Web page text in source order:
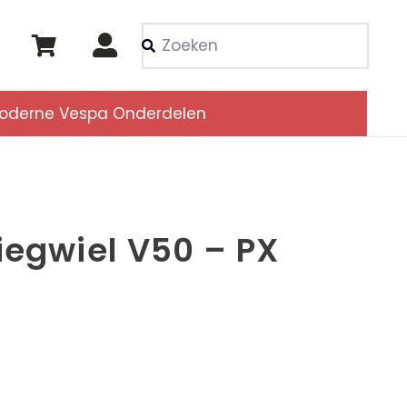
Als de resultaten voor
Vespa Onderdelen
V50 – PX